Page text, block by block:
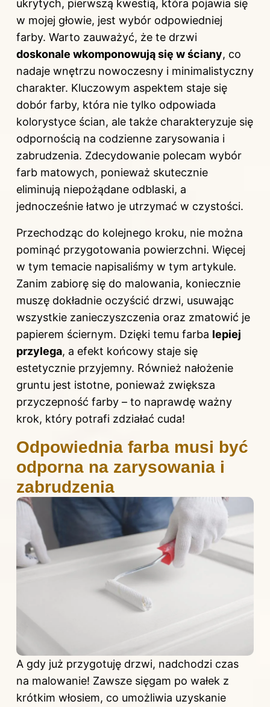
ukrytych, pierwszą kwestią, która pojawia się
w mojej głowie, jest wybór odpowiedniej
farby. Warto zauważyć, że te drzwi
doskonale wkomponowują się w ściany, co
nadaje wnętrzu nowoczesny i minimalistyczny
charakter. Kluczowym aspektem staje się
dobór farby, która nie tylko odpowiada
kolorystyce ścian, ale także charakteryzuje się
odpornością na codzienne zarysowania i
zabrudzenia. Zdecydowanie polecam wybór
farb matowych, ponieważ skutecznie
eliminują niepożądane odblaski, a
jednocześnie łatwo je utrzymać w czystości.
Przechodząc do kolejnego kroku, nie można
pominąć przygotowania powierzchni. Więcej
w tym temacie napisaliśmy w tym artykule.
Zanim zabiorę się do malowania, koniecznie
muszę dokładnie oczyścić drzwi, usuwając
wszystkie zanieczyszczenia oraz zmatowić je
papierem ściernym. Dzięki temu farba lepiej
przylega, a efekt końcowy staje się
estetycznie przyjemny. Również nałożenie
gruntu jest istotne, ponieważ zwiększa
przyczepność farby – to naprawdę ważny
krok, który potrafi zdziałać cuda!
Odpowiednia farba musi być
odporna na zarysowania i
zabrudzenia
A gdy już przygotuję drzwi, nadchodzi czas
na malowanie! Zawsze sięgam po wałek z
krótkim włosiem, co umożliwia uzyskanie